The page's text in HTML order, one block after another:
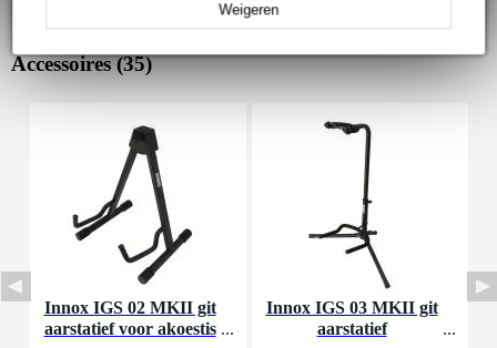
Weigeren
Accessoires (35)
Innox IGS 02 MKII git
aarstatief voor akoestis
Innox IGS 03 MKII git
aarstatief